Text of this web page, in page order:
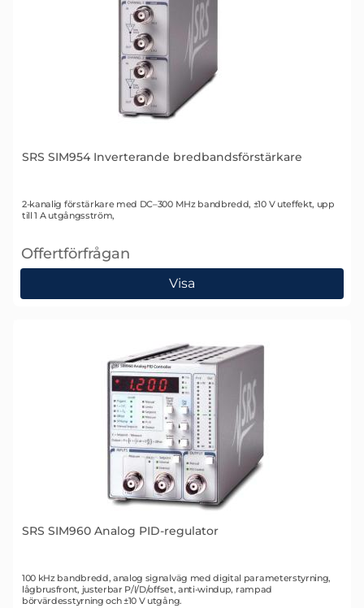
SRS SIM954 Inverterande bredbandsförstärkare
Art. nr 1345
2-kanalig förstärkare med DC–300 MHz bandbredd, ±10 V uteffekt, upp
till 1 A utgångsström,
Offertförfrågan
, SRS SIM954 Inverterande bredbandsförstärkare
Visa
SRS SIM960 Analog PID-regulator
Art. nr 1426
100 kHz bandbredd, analog signalväg med digital parameterstyrning,
lågbrusfront, justerbar P/I/D/offset, anti-windup, rampad
börvärdesstyrning och ±10 V utgång.